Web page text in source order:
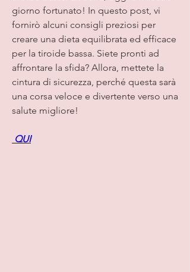
giorno fortunato! In questo post, vi
fornirò alcuni consigli preziosi per
creare una dieta equilibrata ed efficace
per la tiroide bassa. Siete pronti ad
affrontare la sfida? Allora, mettete la
cintura di sicurezza, perché questa sarà
una corsa veloce e divertente verso una
salute migliore!
QUI